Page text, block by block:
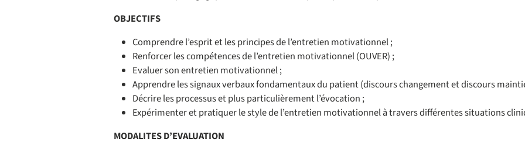
OBJECTIFS
Comprendre l’esprit et les principes de l’entretien motivationnel ;
Renforcer les compétences de l’entretien motivationnel (OUVER) ;
Evaluer son entretien motivationnel ;
Apprendre les signaux verbaux fondamentaux du patient (discours changement et discours
Décrire les processus et plus particulièrement l’évocation ;
Expérimenter et pratiquer le style de l’entretien motivationnel à travers différentes situations
MODALITES D’EVALUATION